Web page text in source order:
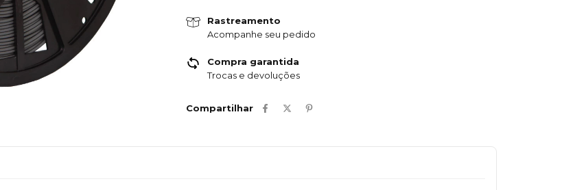
Rastreamento
Acompanhe seu pedido
Compra garantida
Trocas e devoluções
Compartilhar